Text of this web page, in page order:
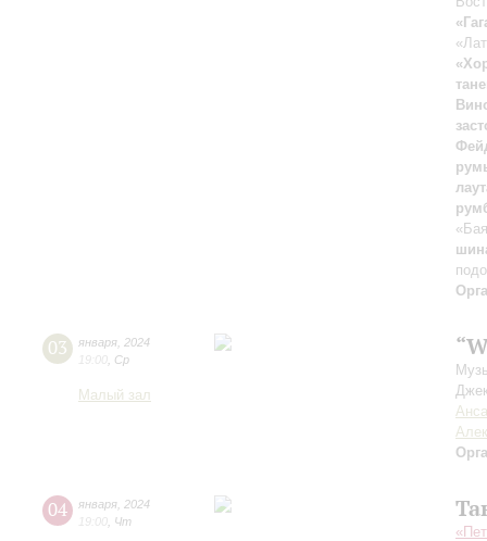
03 января 2024
19:00 Ср
Малый зал
04 января 2024
19:00 Чт